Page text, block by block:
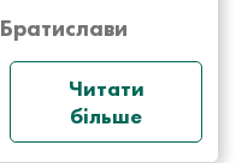
Читати
більше